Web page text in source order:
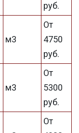
руб.
м3
От
4750
руб.
м3
От
5300
руб.
От